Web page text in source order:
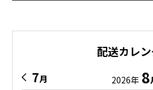
配送カレ
7月 2026年 8